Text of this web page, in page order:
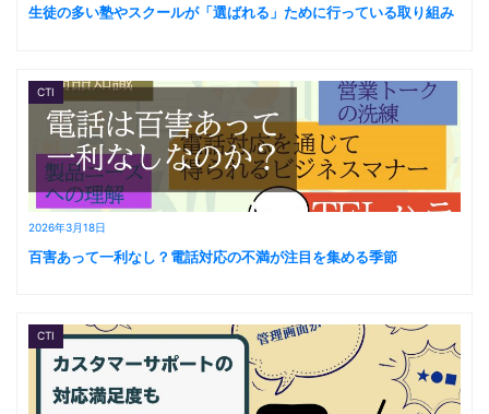
生徒の多い塾やスクールが「選ばれる」ために行っている取り組み
2026年3月18日
CTI
百害あって一利なし？電話対応の不満が注目を集める季節
CTI